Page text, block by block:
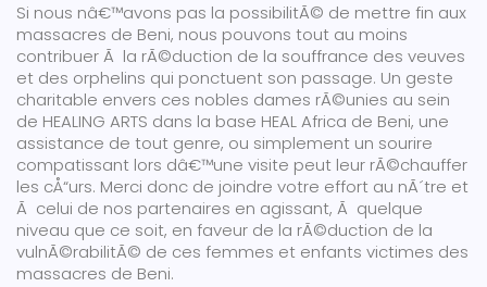
Si nous nâ€™avons pas la possibilitÃ© de mettre fin aux
massacres de Beni, nous pouvons tout au moins
contribuer Ã la rÃ©duction de la souffrance des veuves
et des orphelins qui ponctuent son passage. Un geste
charitable envers ces nobles dames rÃ©unies au sein
de HEALING ARTS dans la base HEAL Africa de Beni, une
assistance de tout genre, ou simplement un sourire
compatissant lors dâ€™une visite peut leur rÃ©chauffer
les cÅ“urs. Merci donc de joindre votre effort au nÃ´tre et
Ã celui de nos partenaires en agissant, Ã quelque
niveau que ce soit, en faveur de la rÃ©duction de la
vulnÃ©rabilitÃ© de ces femmes et enfants victimes des
massacres de Beni.